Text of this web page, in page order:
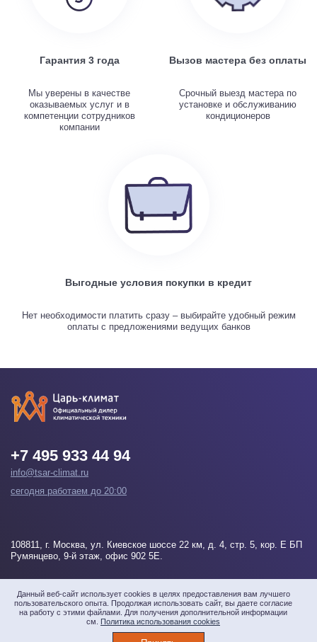
Данный веб-сайт использует cookies в целях предоставления вам лучшего
пользовательского опыта. Продолжая использовать сайт, вы даете согласие
на работу с этими файлами. Для получения дополнительной информации
см. Политика использования cookies
Гарантия 3 года
Мы уверены в качестве
оказываемых услуг и в
компетенции сотрудников
компании
Вызов мастера без оплаты
Срочный выезд мастера по
установке и обслуживанию
кондиционеров
Выгодные условия покупки в кредит
Нет необходимости платить сразу – выбирайте удобный режим
оплаты с предложениями ведущих банков
+7 495 933 44 94
info@tsar-climat.ru
сегодня работаем до 20:00
108811, г. Москва, ул. Киевское шоссе 22 км, д. 4, стр. 5, кор. Е БП
Румянцево, 9-й этаж, офис 902 5Е.
Напишите нам
© 2026 «Царь-климат» Все права защищены